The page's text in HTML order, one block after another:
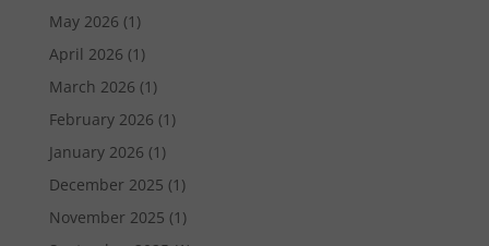
May 2026 (1)
April 2026 (1)
March 2026 (1)
February 2026 (1)
January 2026 (1)
December 2025 (1)
November 2025 (1)